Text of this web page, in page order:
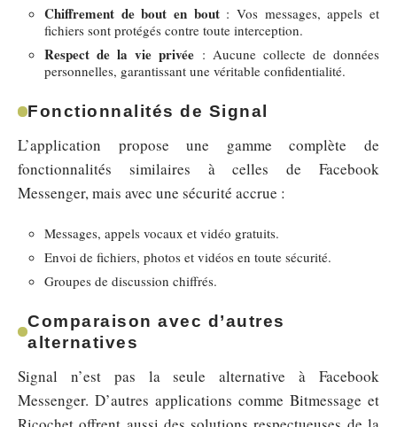
Chiffrement de bout en bout: Vos messages, appels et
fichiers sont protégés contre toute interception.
Respect de la vie privée : Aucune collecte de données
personnelles, garantissant une véritable confidentialité.
Fonctionnalités de Signal
L’application propose une gamme complète de
fonctionnalités similaires à celles de Facebook
Messenger, mais avec une sécurité accrue :
Messages, appels vocaux et vidéo gratuits.
Envoi de fichiers, photos et vidéos en toute sécurité.
Groupes de discussion chiffrés.
Comparaison avec d’autres
alternatives
Signal n’est pas la seule alternative à Facebook
Messenger. D’autres applications comme Bitmessage et